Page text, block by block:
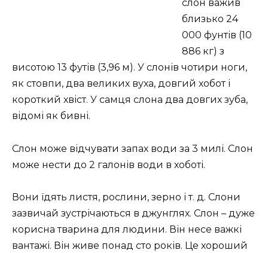
слон важив
близько 24
000 фунтів (10
886 кг) з
висотою 13 футів (3,96 м). У слонів чотири ноги,
як стовпи, два великих вуха, довгий хобот і
короткий хвіст. У самця слона два довгих зуба,
відомі як бивні.
Слон може відчувати запах води за 3 милі. Слон
може нести до 2 галонів води в хоботі.
Вони їдять листя, рослини, зерно і т. д. Слони
зазвичай зустрічаються в джунглях. Слон – дуже
корисна тварина для людини. Він несе важкі
вантажі. Він живе понад сто років. Це хороший